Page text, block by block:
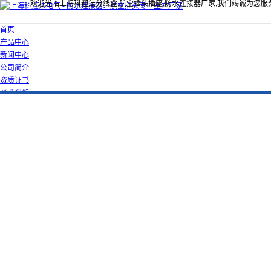
欢迎光临上海科迎法分线盒,航空插头插座,防水连接器厂家,我们竭诚为您服
首页
产品中心
新闻中心
公司简介
资质证书
联系我们